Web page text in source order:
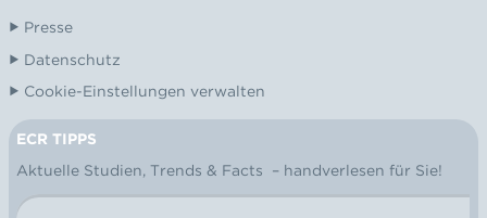
Presse
Datenschutz
Cookie-Einstellungen verwalten
NEWSLETTER
ECR TIPPS
Aktuelle Studien, Trends & Facts – handverlesen für Sie!